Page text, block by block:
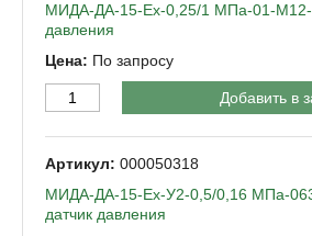
МИДА-ДА-15-Ех-0,25/1 МПа-01-М12-
давления
По запросу
Добавить в
000050318
МИДА-ДА-15-Ех-У2-0,5/0,16 МПа-
датчик давления